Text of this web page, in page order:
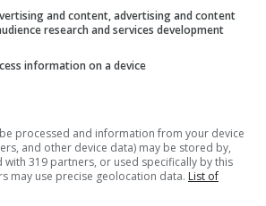
un divano.
continuamente il naso
quindi possono portarle al palato
and content, advertising and content
research and services development
information on a device
processed and information from your device
and other device data) may be stored by,
with 319 partners, or used specifically by this
may use precise geolocation data. List of